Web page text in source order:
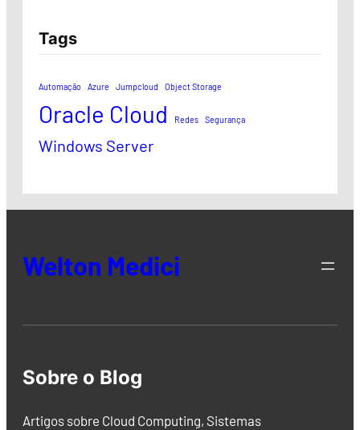
Tags
Automação Azure Jumpcloud Object Storage
Oracle Cloud Redes Segurança
Windows Server
Welton Medici
Sobre o Blog
Artigos sobre Cloud Computing, Sistemas